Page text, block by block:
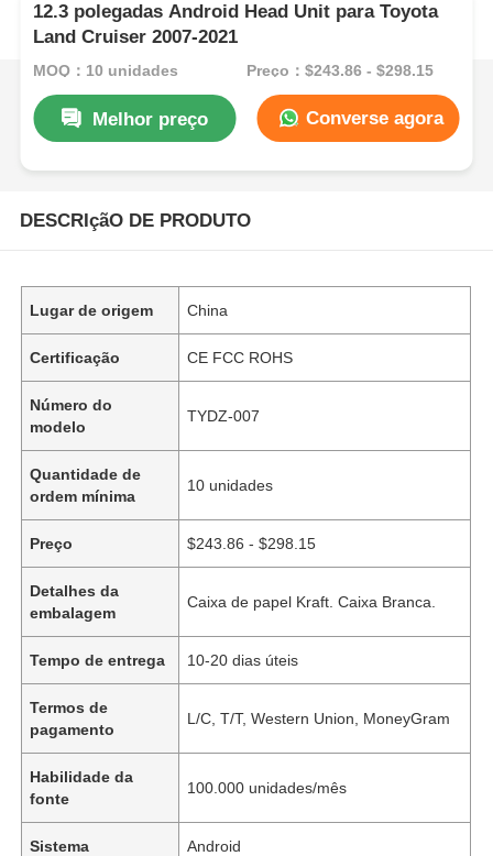
12.3 polegadas Android Head Unit para Toyota
Land Cruiser 2007-2021
MOQ：10 unidades Preço：$243.86 - $298.15
Melhor preço Converse agora
DESCRIçãO DE PRODUTO
Lugar de origem China
Certificação CE FCC ROHS
Número do
modelo
TYDZ-007
Quantidade de
ordem mínima
10 unidades
Preço $243.86 - $298.15
Detalhes da
embalagem
Caixa de papel Kraft. Caixa Branca.
Tempo de entrega 10-20 dias úteis
Termos de
pagamento
L/C, T/T, Western Union, MoneyGram
Habilidade da
fonte
100.000 unidades/mês
Sistema Android